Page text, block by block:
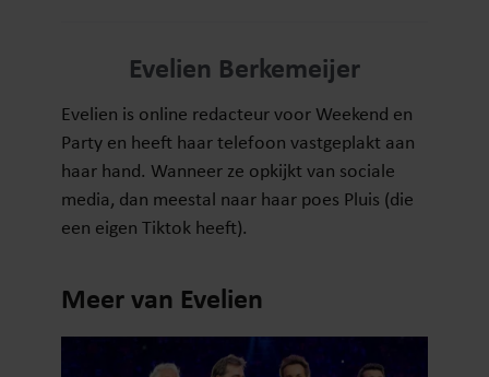
Evelien Berkemeijer
Evelien is online redacteur voor Weekend en
Party en heeft haar telefoon vastgeplakt aan
haar hand. Wanneer ze opkijkt van sociale
media, dan meestal naar haar poes Pluis (die
een eigen Tiktok heeft).
Meer van Evelien